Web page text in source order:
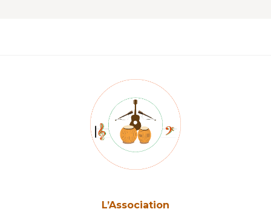
L’Association